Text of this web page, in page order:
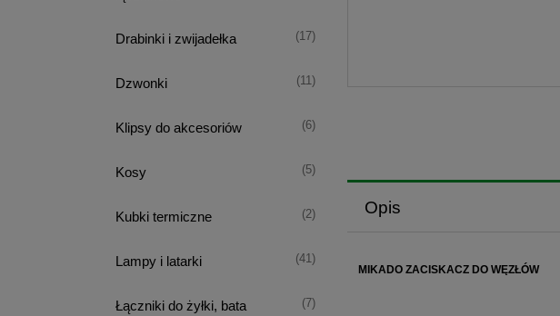
Drabinki i zwijadełka (17)
Dzwonki (11)
Klipsy do akcesoriów (6)
Kosy (5)
Kubki termiczne (2)
Lampy i latarki (41)
Łączniki do żyłki, bata (7)
Opis
MIKADO ZACISKACZ DO WĘZŁÓW